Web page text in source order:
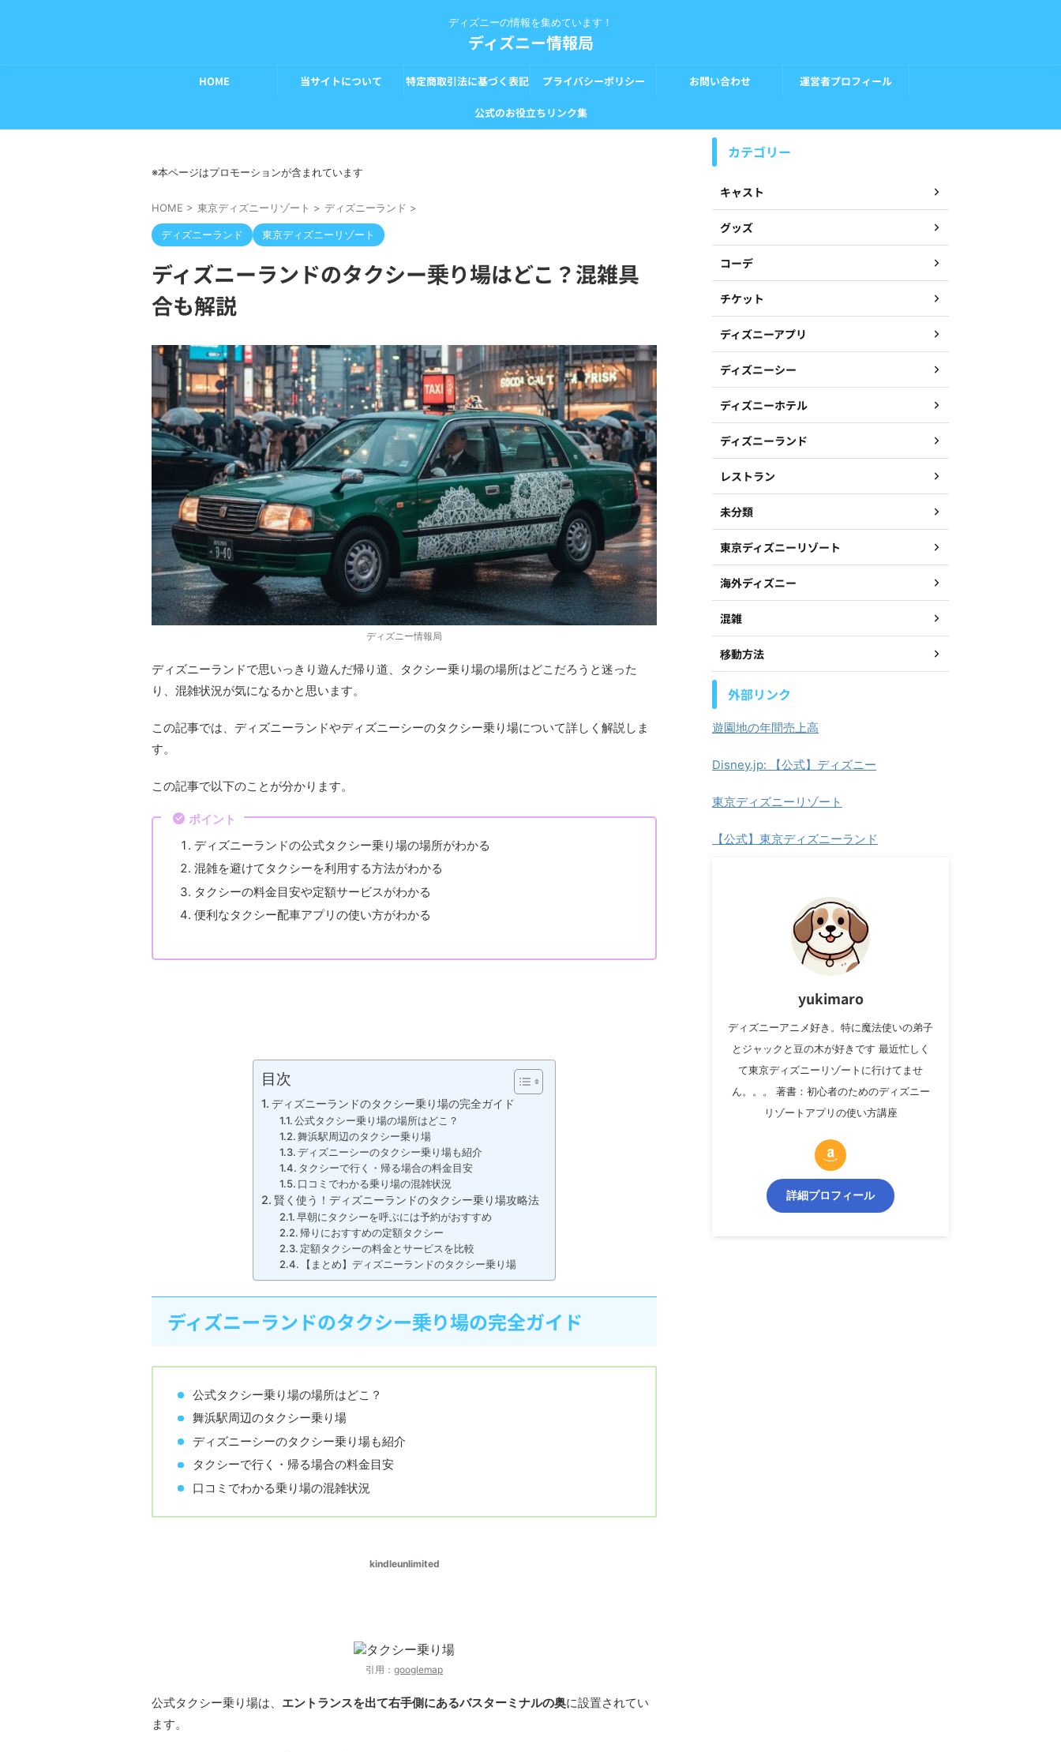
ディズニーの情報を集めています！
ディズニー情報局
HOME 当サイトについて 特定商取引法に基づく表記 プライバシーポリシー お問い合わせ 運営者プロフィール
公式のお役立ちリンク集
※本ページはプロモーションが含まれています
HOME > 東京ディズニーリゾート > ディズニーランド >
ディズニーランド 東京ディズニーリゾート
ディズニーランドのタクシー乗り場はどこ？混雑具
合も解説
ディズニー情報局
ディズニーランドで思いっきり遊んだ帰り道、タクシー乗り場の場所はどこだろうと迷った
り、混雑状況が気になるかと思います。
この記事では、ディズニーランドやディズニーシーのタクシー乗り場について詳しく解説しま
す。
この記事で以下のことが分かります。
ポイント
ディズニーランドの公式タクシー乗り場の場所がわかる
混雑を避けてタクシーを利用する方法がわかる
タクシーの料金目安や定額サービスがわかる
便利なタクシー配車アプリの使い方がわかる
目次
ディズニーランドのタクシー乗り場の完全ガイド
公式タクシー乗り場の場所はどこ？
舞浜駅周辺のタクシー乗り場
ディズニーシーのタクシー乗り場も紹介
タクシーで行く・帰る場合の料金目安
口コミでわかる乗り場の混雑状況
賢く使う！ディズニーランドのタクシー乗り場攻略法
早朝にタクシーを呼ぶには予約がおすすめ
帰りにおすすめの定額タクシー
定額タクシーの料金とサービスを比較
【まとめ】ディズニーランドのタクシー乗り場
ディズニーランドのタクシー乗り場の完全ガイド
公式タクシー乗り場の場所はどこ？
舞浜駅周辺のタクシー乗り場
ディズニーシーのタクシー乗り場も紹介
タクシーで行く・帰る場合の料金目安
口コミでわかる乗り場の混雑状況
kindleunlimited
引用： googlemap
公式タクシー乗り場は、 エントランスを出て右手側にあるバスターミナルの奥に設置されてい
ます。
カテゴリー
キャスト
グッズ
コーデ
チケット
ディズニーアプリ
ディズニーシー
ディズニーホテル
ディズニーランド
レストラン
未分類
東京ディズニーリゾート
海外ディズニー
混雑
移動方法
外部リンク
遊園地の年間売上高
Disney.jp: 【公式】ディズニー
東京ディズニーリゾート
【公式】東京ディズニーランド
yukimaro
ディズニーアニメ好き。特に魔法使いの弟子
とジャックと豆の木が好きです 最近忙しく
て東京ディズニーリゾートに行けてませ
ん。。。 著書：初心者のためのディズニー
リゾートアプリの使い方講座
詳細プロフィール